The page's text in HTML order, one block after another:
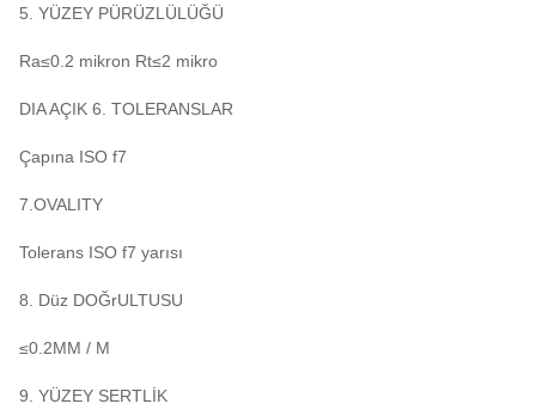
5. YÜZEY PÜRÜZLÜLÜĞÜ
Ra≤0.2 mikron Rt≤2 mikro
DIA AÇIK 6. TOLERANSLAR
Çapına ISO f7
7.OVALITY
Tolerans ISO f7 yarısı
8. Düz DOĞrULTUSU
≤0.2MM / M
9. YÜZEY SERTLİK